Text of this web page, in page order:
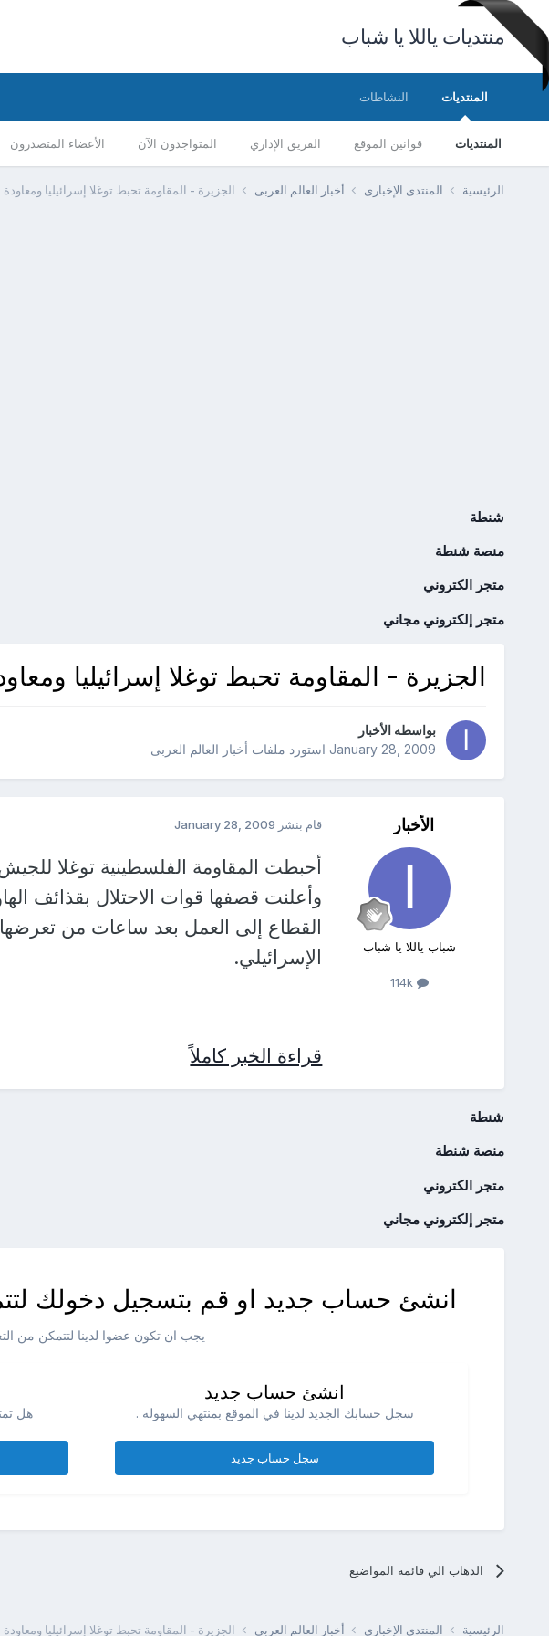
منتديات ياللا يا شباب
المنتديات
المنتديات قوانين الموقع الفريق الإداري المتواجدون الآن الأعضاء المتصدرون
النشاطات
الرئيسية المنتدى الإخبارى أخبار العالم العربى الجزيرة - المقاومة تحبط توغلا إسرائيليا
شنطة
منصة شنطة
متجر الكتروني
متجر إلكتروني مجاني
الجزيرة - المقاومة تحبط توغلا إسرائيليا
بواسطه الأخبار
January 28, 2009استورد ملفات أخبار العالم العربى
الأخبار
شباب ياللا يا شباب
114k
قام بنشر January 28, 2009
أحبطت المقاومة الفلسطينية توغلا
وأعلنت قصفها قوات الاحتلال بقذائف
القطاع إلى العمل بعد ساعات من
الإسرائيلي.
قراءة الخبر كاملاً
شنطة
منصة شنطة
متجر الكتروني
متجر إلكتروني مجاني
انشئ حساب جديد او قم بتسجيل دخولك
يجب ان تكون عضوا لدينا لتتمكن من
انشئ حساب جديد
سجل حسابك الجديد لدينا في الموقع بمنتهي السهوله .
سجل حساب جديد
هل
الذهاب الي قائمه المواضيع
الرئيسية المنتدى الإخبارى أخبار العالم العربى الجزيرة - المقاومة تحبط توغلا إسرائيليا